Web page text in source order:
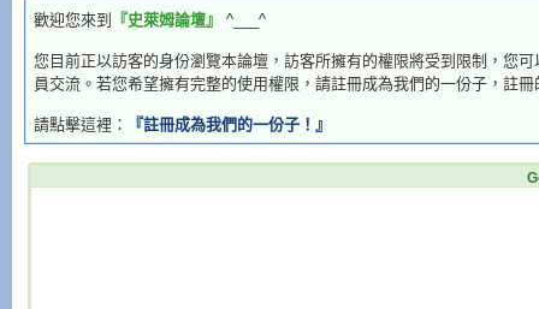
歡迎您來到 『史萊姆論壇』 ^___^
您目前正以訪客的身份瀏覽本論壇，訪客所擁有的權限將受到限制，您
員交流。若您希望擁有完整的使用權限，請註冊成為我們的一份子，註
請點擊這裡： 『註冊成為我們的一份子！』